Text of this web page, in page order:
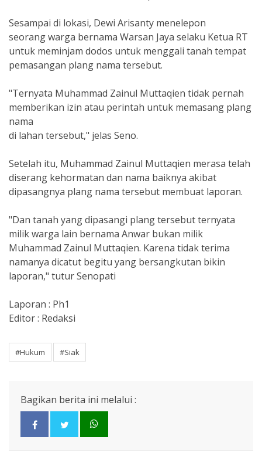
Sesampai di lokasi, Dewi Arisanty menelepon
seorang warga bernama Warsan Jaya selaku Ketua RT
untuk meminjam dodos untuk menggali tanah tempat
pemasangan plang nama tersebut.
"Ternyata Muhammad Zainul Muttaqien tidak pernah
memberikan izin atau perintah untuk memasang plang
nama
di lahan tersebut," jelas Seno.
Setelah itu, Muhammad Zainul Muttaqien merasa telah
diserang kehormatan dan nama baiknya akibat
dipasangnya plang nama tersebut membuat laporan.
"Dan tanah yang dipasangi plang tersebut ternyata
milik warga lain bernama Anwar bukan milik
Muhammad Zainul Muttaqien. Karena tidak terima
namanya dicatut begitu yang bersangkutan bikin
laporan," tutur Senopati
Laporan : Ph1
Editor : Redaksi
#Hukum #Siak
Bagikan berita ini melalui :